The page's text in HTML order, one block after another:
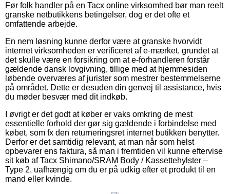
Før folk handler på en Tacx online virksomhed bør man reelt
granske netbutikkens betingelser, dog er det ofte et
omfattende arbejde.
En nem løsning kunne derfor være at granske hvorvidt
internet virksomheden er verificeret af e-mærket, grundet at
det skulle være en forsikring om at e-forhandleren forstår
gældende dansk lovgivning, tillige med at hjemmesiden
løbende overværes af jurister som mestrer bestemmelserne
på området. Dette er desuden din genvej til assistance, hvis
du møder besvær med dit indkøb.
I øvrigt er det godt at køber er vaks omkring de mest
essentielle forhold der gør sig gældende i forbindelse med
købet, som fx den returneringsret internet butikken benytter.
Derfor er det samtidig relevant, at man når som helst
opbevarer ens faktura, så man i fremtiden vil kunne eftervise
sit køb af Tacx Shimano/SRAM Body / Kassettehylster –
Type 2, uafhængig om du er på udkig efter et produkt til en
mand eller kvinde.